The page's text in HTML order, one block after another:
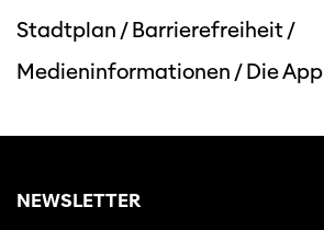
Stadtplan /Barrierefreiheit/
Medieninformationen /Die App
NEWSLETTER